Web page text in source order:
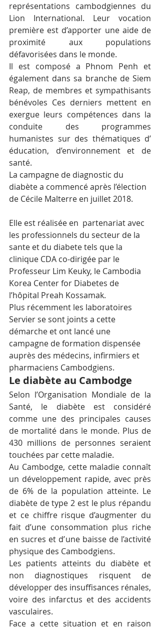
représentations cambodgiennes du
Lion International. Leur vocation
première est d’apporter une aide de
proximité aux populations
défavorisées dans le monde.
Il est composé a Phnom Penh et
également dans sa branche de Siem
Reap, de membres et sympathisants
bénévoles Ces derniers mettent en
exergue leurs compétences dans la
conduite des programmes
humanistes sur des thématiques d’
éducation, d’environnement et de
santé.
La campagne de diagnostic du
diabète a commencé après l’élection
de Cécile Malterre en juillet 2018.
Elle est réalisée en  partenariat avec
les professionnels du secteur de la
sante et du diabete tels que la
clinique CDA co-dirigée par le
Professeur Lim Keuky, le Cambodia
Korea Center for Diabetes de
l’hôpital Preah Kossamak.
Plus récemment les laboratoires
Servier se sont joints a cette
démarche et ont lancé une
campagne de formation dispensée
auprès des médecins, infirmiers et
pharmaciens Cambodgiens.
Le diabète au Cambodge
Selon l’Organisation Mondiale de la
Santé, le diabète est considéré
comme une des principales causes
de mortalité dans le monde. Plus de
430 millions de personnes seraient
touchées par cette maladie.
Au Cambodge, cette maladie connaît
un développement rapide, avec près
de 6% de la population atteinte. Le
diabète de type 2 est le plus répandu
et ce chiffre risque d’augmenter du
fait d’une consommation plus riche
en sucres et d’une baisse de l’activité
physique des Cambodgiens.
Les patients atteints du diabète et
non diagnostiques risquent de
développer des insuffisances rénales,
voire des infarctus et des accidents
vasculaires.
Face a cette situation et en raison